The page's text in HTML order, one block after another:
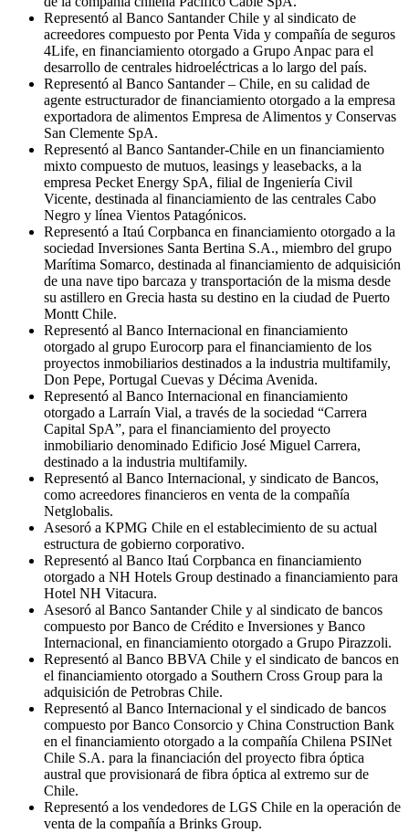
Representó al Banco Santander Chile y al sindicato de
acreedores compuesto por Penta Vida y compañía de seguros
4Life, en financiamiento otorgado a Grupo Anpac para el
desarrollo de centrales hidroeléctricas a lo largo del país.
Representó al Banco Santander – Chile, en su calidad de
agente estructurador de financiamiento otorgado a la empresa
exportadora de alimentos Empresa de Alimentos y Conservas
San Clemente SpA.
Representó al Banco Santander-Chile en un financiamiento
mixto compuesto de mutuos, leasings y leasebacks, a la
empresa Pecket Energy SpA, filial de Ingeniería Civil
Vicente, destinada al financiamiento de las centrales Cabo
Negro y línea Vientos Patagónicos.
Representó a Itaú Corpbanca en financiamiento otorgado a la
sociedad Inversiones Santa Bertina S.A., miembro del grupo
Marítima Somarco, destinada al financiamiento de adquisición
de una nave tipo barcaza y transportación de la misma desde
su astillero en Grecia hasta su destino en la ciudad de Puerto
Montt Chile.
Representó al Banco Internacional en financiamiento
otorgado al grupo Eurocorp para el financiamiento de los
proyectos inmobiliarios destinados a la industria multifamily,
Don Pepe, Portugal Cuevas y Décima Avenida.
Representó al Banco Internacional en financiamiento
otorgado a Larraín Vial, a través de la sociedad “Carrera
Capital SpA”, para el financiamiento del proyecto
inmobiliario denominado Edificio José Miguel Carrera,
destinado a la industria multifamily.
Representó al Banco Internacional, y sindicato de Bancos,
como acreedores financieros en venta de la compañía
Netglobalis.
Asesoró a KPMG Chile en el establecimiento de su actual
estructura de gobierno corporativo.
Representó al Banco Itaú Corpbanca en financiamiento
otorgado a NH Hotels Group destinado a financiamiento para
Hotel NH Vitacura.
Asesoró al Banco Santander Chile y al sindicato de bancos
compuesto por Banco de Crédito e Inversiones y Banco
Internacional, en financiamiento otorgado a Grupo Pirazzoli.
Representó al Banco BBVA Chile y el sindicato de bancos en
el financiamiento otorgado a Southern Cross Group para la
adquisición de Petrobras Chile.
Representó al Banco Internacional y el sindicado de bancos
compuesto por Banco Consorcio y China Construction Bank
en el financiamiento otorgado a la compañía Chilena PSINet
Chile S.A. para la financiación del proyecto fibra óptica
austral que provisionará de fibra óptica al extremo sur de
Chile.
Representó a los vendedores de LGS Chile en la operación de
venta de la compañía a Brinks Group.